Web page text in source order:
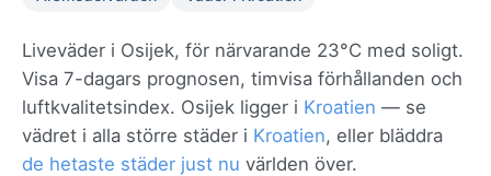
Liveväder i Osijek, för närvarande 23°C med soligt.
Visa 7-dagars prognosen, timvisa förhållanden och
luftkvalitetsindex. Osijek ligger i Kroatien — se
vädret i alla större städer i Kroatien, eller bläddra
de hetaste städer just nu världen över.